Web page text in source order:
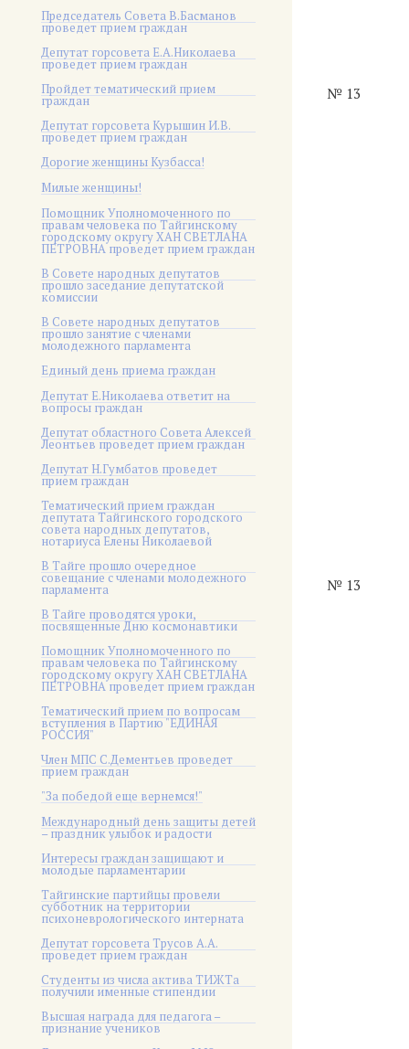
Председатель Совета В.Басманов
проведет прием граждан
Депутат горсовета Е.А.Николаева
проведет прием граждан
Пройдет тематический прием
граждан
Депутат горсовета Курышин И.В.
проведет прием граждан
Дорогие женщины Кузбасса!
Милые женщины!
Помощник Уполномоченного по
правам человека по Тайгинскому
городскому округу ХАН СВЕТЛАНА
ПЕТРОВНА проведет прием граждан
В Совете народных депутатов
прошло заседание депутатской
комиссии
В Совете народных депутатов
прошло занятие с членами
молодежного парламента
Единый день приема граждан
Депутат Е.Николаева ответит на
вопросы граждан
Депутат областного Совета Алексей
Леонтьев проведет прием граждан
Депутат Н.Гумбатов проведет
прием граждан
Тематический прием граждан
депутата Тайгинского городского
совета народных депутатов,
нотариуса Елены Николаевой
В Тайге прошло очередное
совещание с членами молодежного
парламента
В Тайге проводятся уроки,
посвященные Дню космонавтики
Помощник Уполномоченного по
правам человека по Тайгинскому
городскому округу ХАН СВЕТЛАНА
ПЕТРОВНА проведет прием граждан
Тематический прием по вопросам
вступления в Партию "ЕДИНАЯ
РОССИЯ"
Член МПС С.Дементьев проведет
прием граждан
"За победой еще вернемся!"
Международный день защиты детей
– праздник улыбок и радости
Интересы граждан защищают и
молодые парламентарии
Тайгинские партийцы провели
субботник на территории
психоневрологического интерната
Депутат горсовета Трусов А.А.
проведет прием граждан
Студенты из числа актива ТИЖТа
получили именные стипендии
Высшая награда для педагога –
признание учеников
№ 13
№ 13